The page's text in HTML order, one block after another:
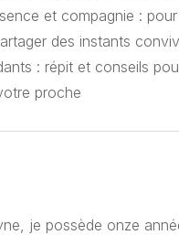
et compagnie :
des instants
: répit et conseils
proche
je possède onze